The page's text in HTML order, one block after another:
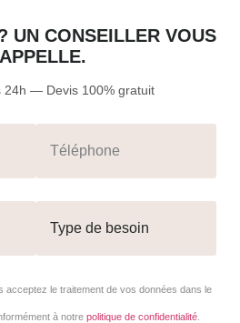
UN CONSEILLER VOUS
24h — Devis 100% gratuit
acceptez le traitement de vos données dans le
à notre politique de confidentialité